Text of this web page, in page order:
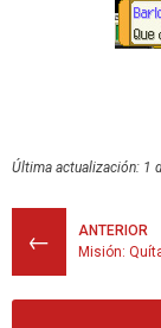
Última actualización: 1
←
ANTERIOR